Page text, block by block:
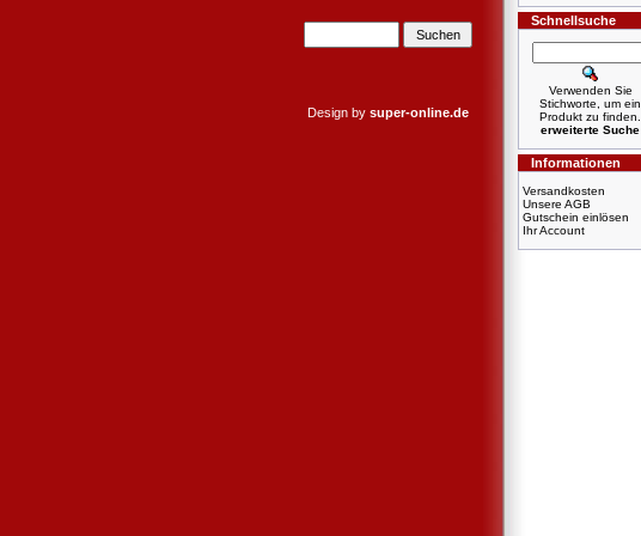
Design by super-online.de
Schnellsuche
Verwenden Sie
Stichworte, um ein
Produkt zu finden.
erweiterte Suche
Informationen
Versandkosten
Unsere AGB
Gutschein einlösen
Ihr Account